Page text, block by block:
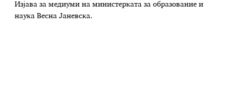
Изјава за медиуми на министерката за образование и
наука Весна Јаневска.